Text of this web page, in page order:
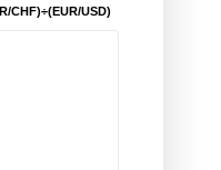
CHF)÷(EUR/USD)